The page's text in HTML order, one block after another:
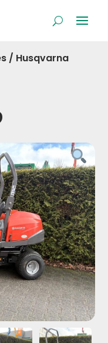
/ Husqvarna